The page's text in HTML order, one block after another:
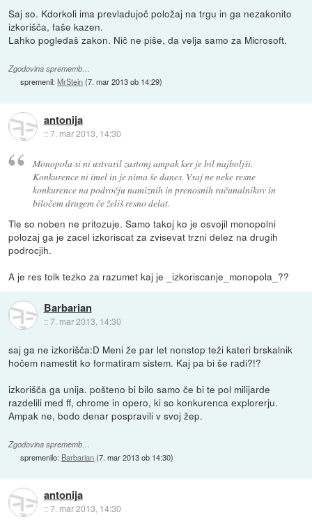
Saj so. Kdorkoli ima prevladujoč položaj na trgu in ga nezakonito
izkorišča, faše kazen.
Lahko pogledaš zakon. Nič ne piše, da velja samo za Microsoft.
Zgodovina sprememb…
spremenil:MrStein(7. mar 2013 ob 14:29)
antonija
::7. mar 2013, 14:30
Monopola si ni ustvaril zastonj ampak ker je bil najboljši.
Konkurence ni imel in je nima še danes. Vsaj ne neke resne
konkurence na področju namiznih in prenosnih računalnikov in
biločem drugem če želiš resno delat.
Tle so noben ne pritozuje. Samo takoj ko je osvojil monopolni
polozaj ga je zacel izkoriscat za zvisevat trzni delez na drugih
podrocjih.
A je res tolk tezko za razumet kaj je _izkoriscanje_monopola_??
Barbarian
::7. mar 2013, 14:30
saj ga ne izkorišča:D Meni že par let nonstop teži kateri brskalnik
hočem namestit ko formatiram sistem. Kaj pa bi še radi?!?
izkorišča ga unija. pošteno bi bilo samo če bi te pol milijarde
razdelili med ff, chrome in opero, ki so konkurenca explorerju.
Ampak ne, bodo denar pospravili v svoj žep.
Zgodovina sprememb…
spremenilo: Barbarian(7. mar 2013 ob 14:30)
antonija
::7. mar 2013, 14:30